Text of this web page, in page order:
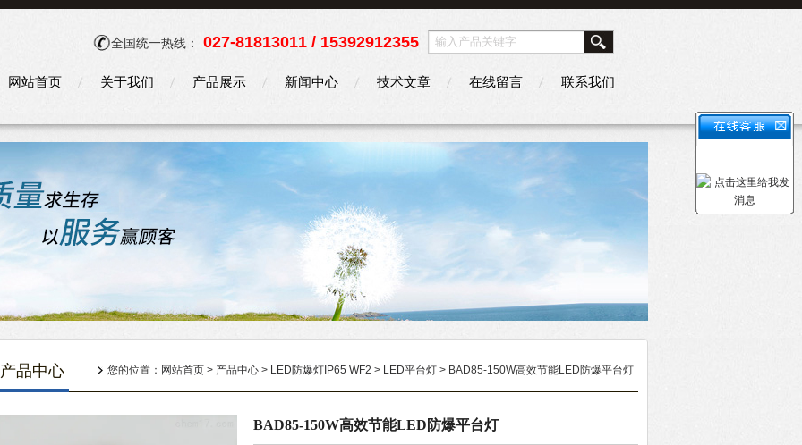
全国统一热线： 027-81813011 / 15392912355
网站首页 关于我们 产品展示 新闻中心 技术文章 在线留言 联系我们
产品中心 您的位置： 网站首页 > 产品中心 > LED防爆灯IP65 WF2 > LED平台灯 > BAD85-150W高效节能LED防爆平台灯
BAD85-150W高效节能LED防爆平台灯